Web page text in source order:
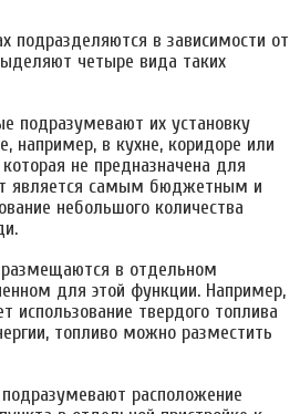
подразделяются в зависимости от
четыре вида таких
подразумевают их установку
например, в кухне, коридоре или
не предназначена для
является самым бюджетным и
небольшого количества
в отдельном
для этой функции. Например,
использование твердого топлива
топливо можно разместить
расположение